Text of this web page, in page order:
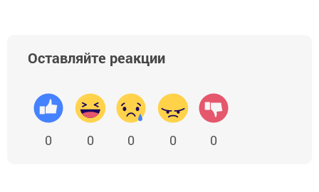
Оставляйте реакции
0 0 0 0 0